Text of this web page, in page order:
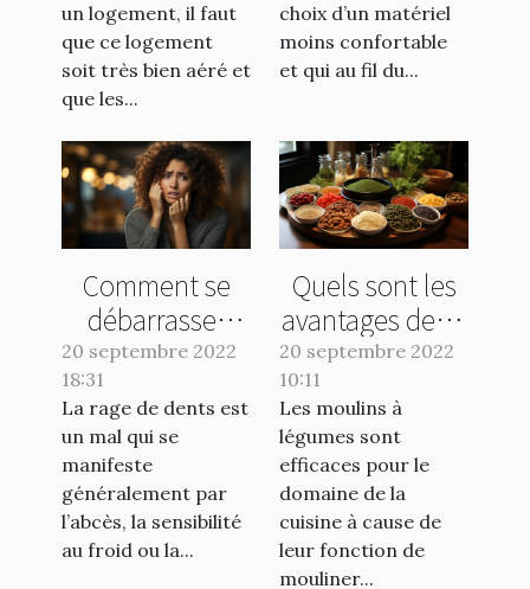
un logement, il faut
que ce logement
soit très bien aéré et
que les...
choix d’un matériel
moins confortable
et qui au fil du...
Comment se
débarrasser
d'une rage de
20 septembre 2022
18:31
La rage de dents est
un mal qui se
manifeste
généralement par
l’abcès, la sensibilité
au froid ou la...
Quels sont les
avantages de se
servir d’un bon
légumes ?
20 septembre 2022
10:11
Les moulins à
légumes sont
efficaces pour le
domaine de la
cuisine à cause de
leur fonction de
mouliner...